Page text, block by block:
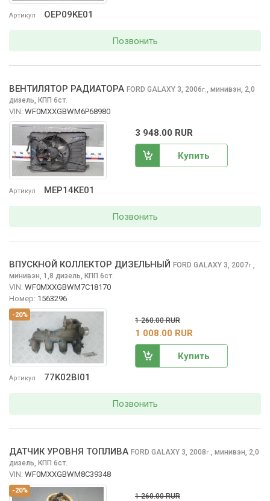
Артикул OEP09KE01
Позвонить
Артикул MEP14KE01
ВЕНТИЛЯТОР РАДИАТОРА FORD GALAXY 3, 2006г., минивэн, 2,0
дизель, КПП 6ст.
VIN: WF0MXXGBWM6P68980
3 948.00 RUR
Купить
Позвонить
-20%
Артикул 77K02BI01
ВПУСКНОЙ КОЛЛЕКТОР ДИЗЕЛЬНЫЙ FORD GALAXY 3, 2007г.,
минивэн, 1,8 дизель, КПП 6ст.
VIN: WF0MXXGBWM7C18170
Номер: 1563296
1 260.00 RUR
1 008.00 RUR
Купить
Позвонить
-20%
ДАТЧИК УРОВНЯ ТОПЛИВА FORD GALAXY 3, 2008г., минивэн, 2,0
дизель, КПП 6ст.
VIN: WF0MXXGBWM8C39348
1 260.00 RUR